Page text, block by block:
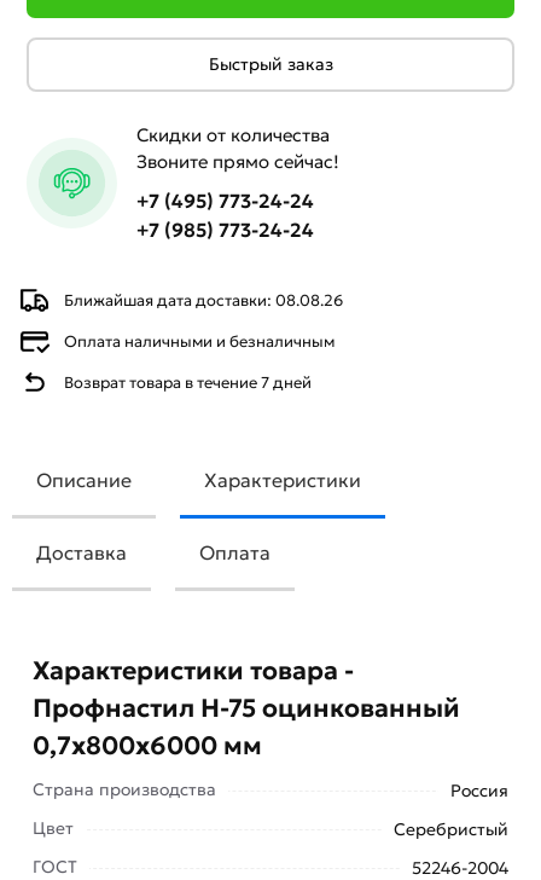
Ближайшая дата доставки: 08.08.26
Оплата наличными и безналичным
Возврат товара в течение 7 дней
Быстрый заказ
Скидки от количества
Звоните прямо сейчас!
+7 (495) 773-24-24
+7 (985) 773-24-24
Описание Характеристики
Доставка Оплата
Характеристики товара -
Профнастил Н-75 оцинкованный
0,7х800х6000 мм
Страна производства
Россия
Цвет
Серебристый
ГОСТ
52246-2004